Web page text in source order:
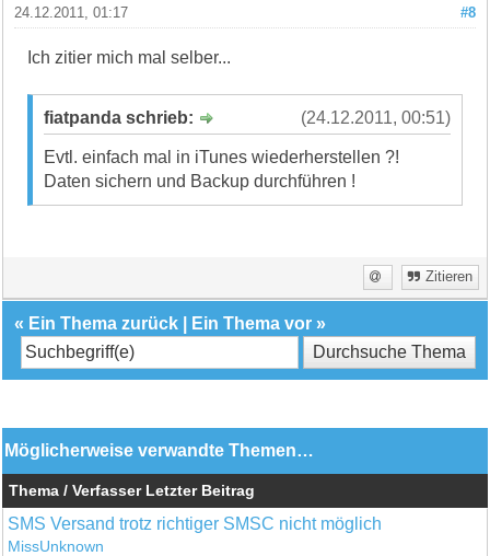
#8
24.12.2011, 01:17
Ich zitier mich mal selber...
(24.12.2011, 00:51)
fiatpanda schrieb:
Evtl. einfach mal in iTunes wiederherstellen ?!
Daten sichern und Backup durchführen !
Zitieren
« Ein Thema zurück Ein Thema vor »
Möglicherweise verwandte Themen…
Thema / Verfasser Letzter Beitrag
SMS Versand trotz richtiger SMSC nicht möglich
MissUnknown